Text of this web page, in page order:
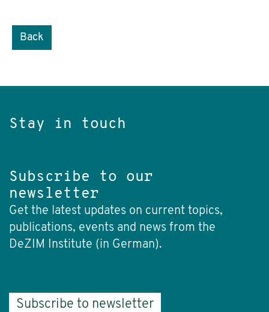
Back
Stay in touch
Subscribe to our
newsletter
Get the latest updates on current topics,
publications, events and news from the
DeZIM Institute (in German).
Subscribe to newsletter